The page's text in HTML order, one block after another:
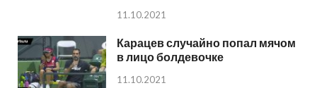
11.10.2021
Карацев случайно попал мячом
в лицо болдевочке
11.10.2021